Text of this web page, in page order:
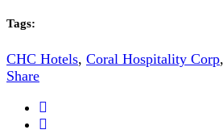
Tags:
CHC Hotels, Coral Hospitality Corp,
Share